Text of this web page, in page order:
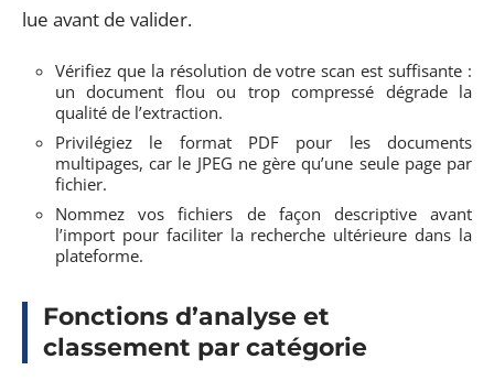
lue avant de valider.
Vérifiez que la résolution de votre scan est suffisante :
un document flou ou trop compressé dégrade la
qualité de l’extraction.
Privilégiez le format PDF pour les documents
multipages, car le JPEG ne gère qu’une seule page par
fichier.
Nommez vos fichiers de façon descriptive avant
l’import pour faciliter la recherche ultérieure dans la
plateforme.
Fonctions d’analyse et
classement par catégorie